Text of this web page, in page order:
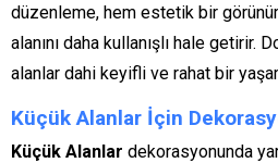
düzenleme, hem estetik bir
alanını daha kullanışlı hale getirir.
alanlar dahi keyifli ve rahat bir
Küçük Alanlar İçin
Küçük Alanlar dekorasyonunda